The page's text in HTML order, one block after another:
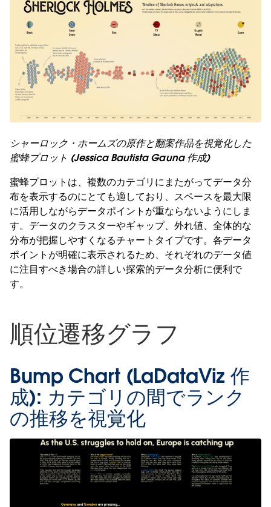
シャーロック・ホームズの原作と翻案作品を視覚化した
蜜蜂プロット (Jessica Bautista Gauna 作成)
蜜蜂プロットは、複数のカテゴリにまたがってデータ分
布を表示するのにとても適しており、スペースを最大限
に活用しながらデータポイントが重ならないようにしま
す。データのクラスターやギャップ、外れ値、全体的な
分布が把握しやすくなるチャートタイプです。各データ
ポイントが明確に表示されるため、それぞれのデータ値
に注目すべき場合の詳しい探索的データ分析に便利で
す。
順位遷移グラフ
Bump Chart (LaDataViz 作
成): カテゴリの間でランク
の推移を視覚化